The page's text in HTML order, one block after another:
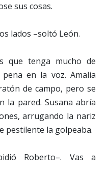
sus cosas.
lados –soltó León.
que tenga mucho de
en la voz. Amalia
de campo, pero se
la pared. Susana abría
arrugando la nariz
pestilente la golpeaba.
Roberto–. Vas a